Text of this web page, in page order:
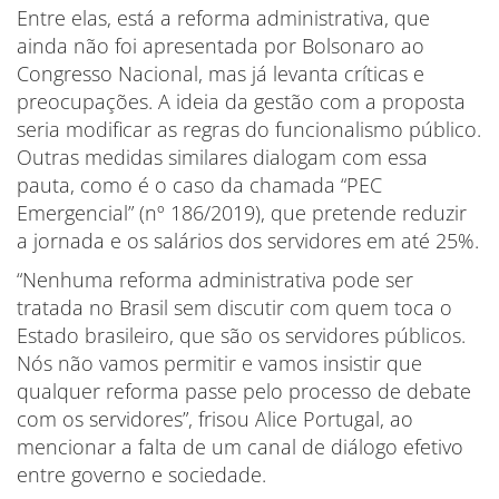
Entre elas, está a reforma administrativa, que
ainda não foi apresentada por Bolsonaro ao
Congresso Nacional, mas já levanta críticas e
preocupações. A ideia da gestão com a proposta
seria modificar as regras do funcionalismo público.
Outras medidas similares dialogam com essa
pauta, como é o caso da chamada “PEC
Emergencial” (nº 186/2019), que pretende reduzir
a jornada e os salários dos servidores em até 25%.
“Nenhuma reforma administrativa pode ser
tratada no Brasil sem discutir com quem toca o
Estado brasileiro, que são os servidores públicos.
Nós não vamos permitir e vamos insistir que
qualquer reforma passe pelo processo de debate
com os servidores”, frisou Alice Portugal, ao
mencionar a falta de um canal de diálogo efetivo
entre governo e sociedade.